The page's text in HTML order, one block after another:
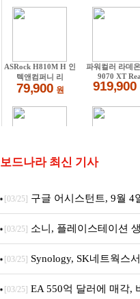
보드나라 최신 기사
[03/25] 구글 어시스턴트, 9월 4
차 서비스 종료
[03/25] 소니, 플레이스테이션
[03/25] Synology, SK네트웍스
판매 파트너십 체결
[03/25] EA 550억 달러에 매각,